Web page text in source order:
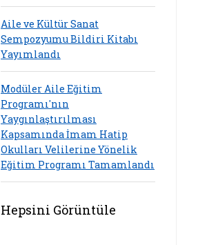
Aile ve Kültür Sanat
Sempozyumu Bildiri Kitabı
Yayımlandı
Modüler Aile Eğitim
Programı'nın
Yaygınlaştırılması
Kapsamında İmam Hatip
Okulları Velilerine Yönelik
Eğitim Programı Tamamlandı
Hepsini Görüntüle